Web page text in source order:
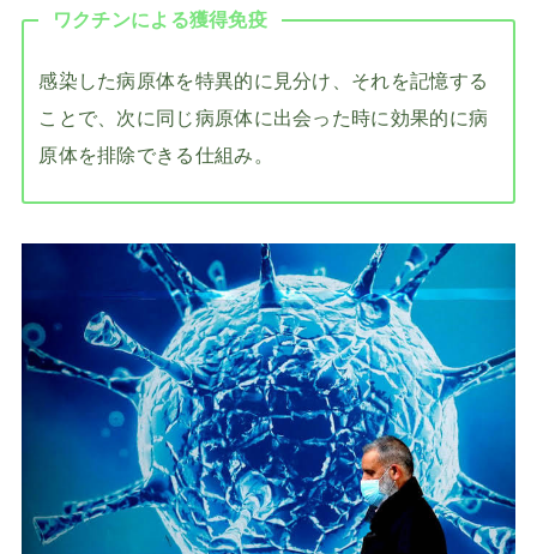
ワクチンによる獲得免疫
感染した病原体を特異的に見分け、それを記憶する
ことで、次に同じ病原体に出会った時に効果的に病
原体を排除できる仕組み。